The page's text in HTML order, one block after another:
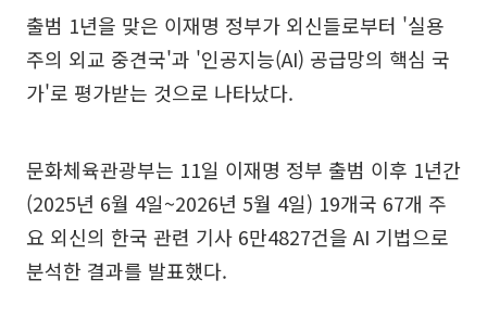
출범 1년을 맞은 이재명 정부가 외신들로부터 '실용
주의 외교 중견국'과 '인공지능(AI) 공급망의 핵심 국
가'로 평가받는 것으로 나타났다.
문화체육관광부는 11일 이재명 정부 출범 이후 1년간
(2025년 6월 4일~2026년 5월 4일) 19개국 67개 주
요 외신의 한국 관련 기사 6만4827건을 AI 기법으로
분석한 결과를 발표했다.